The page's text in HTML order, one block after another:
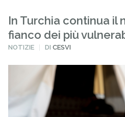
In Turchia continua il
fianco dei più
PUBBLICATO
NOTIZIE DICESVI